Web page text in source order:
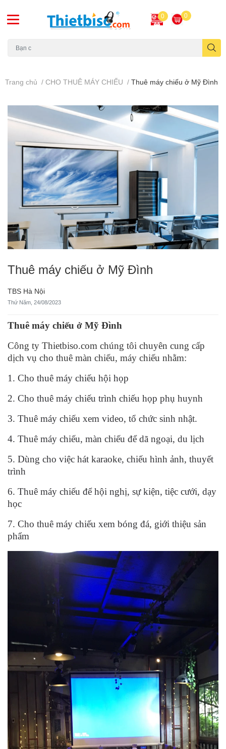
0 0
Trang chủ / CHO THUÊ MÁY CHIẾU / Thuê máy chiếu ở Mỹ Đình
Thuê máy chiếu ở Mỹ Đình
TBS Hà Nội
Thứ Năm, 24/08/2023
Thuê máy chiếu ở Mỹ Đình
Công ty Thietbiso.com chúng tôi chuyên cung cấp
dịch vụ cho thuê màn chiếu, máy chiếu nhằm:
1. Cho thuê máy chiếu hội họp
2. Cho thuê máy chiếu trình chiếu họp phụ huynh
3. Thuê máy chiếu xem video, tổ chức sinh nhật.
4. Thuê máy chiếu, màn chiếu để dã ngoại, du lịch
5. Dùng cho việc hát karaoke, chiếu hình ảnh, thuyết
trình
6. Thuê máy chiếu để hội nghị, sự kiện, tiệc cưới, dạy
học
7. Cho thuê máy chiếu xem bóng đá, giới thiệu sản
phẩm